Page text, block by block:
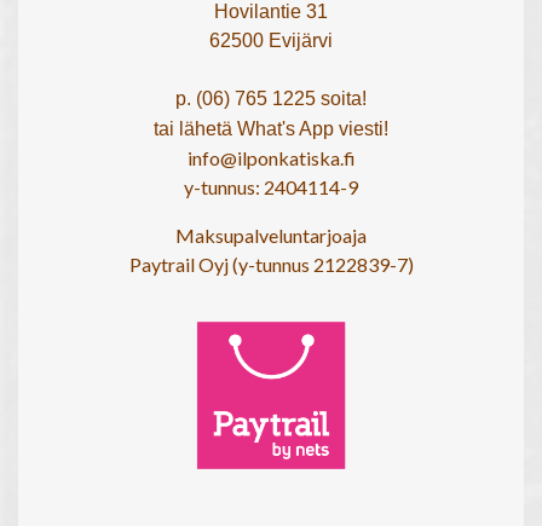
Hovilantie 31
62500 Evijärvi
p. (06) 765 1225 soita!
tai lähetä What's App viesti!
info@ilponkatiska.fi
y-tunnus: 2404114-9
Maksupalveluntarjoaja
Paytrail Oyj (y-tunnus 2122839-7)